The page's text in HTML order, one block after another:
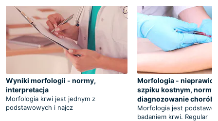
Wyniki morfologii - normy,
interpretacja
Morfologia krwi jest jednym z
podstawowych i najcz
Morfologia -
szpiku kostnym, normy,
diagnozowanie chorób
Morfologia jest
badaniem krwi. Regular